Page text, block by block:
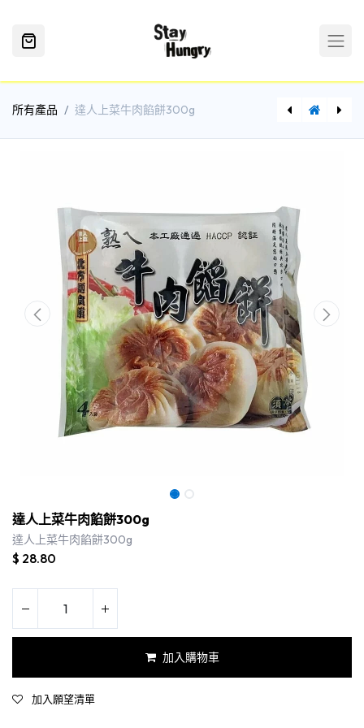
所有產品 達人上菜牛肉餡餅300g
達人上菜牛肉餡餅300g
達人上菜牛肉餡餅300g
$ 28.80
加入購物車
加入願望清單